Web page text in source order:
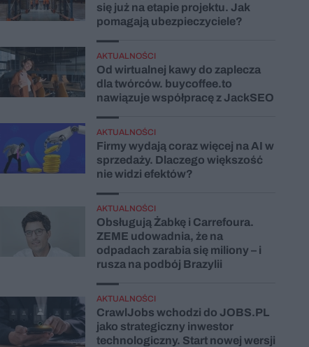
się już na etapie projektu. Jak
pomagają ubezpieczyciele?
AKTUALNOŚCI
Od wirtualnej kawy do zaplecza
dla twórców. buycoffee.to
nawiązuje współpracę z JackSEO
AKTUALNOŚCI
Firmy wydają coraz więcej na AI w
sprzedaży. Dlaczego większość
nie widzi efektów?
AKTUALNOŚCI
Obsługują Żabkę i Carrefoura.
ZEME udowadnia, że na
odpadach zarabia się miliony – i
rusza na podbój Brazylii
AKTUALNOŚCI
CrawlJobs wchodzi do JOBS.PL
jako strategiczny inwestor
technologiczny. Start nowej wersji